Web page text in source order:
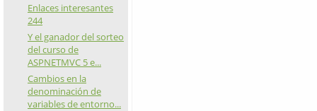
Enlaces interesantes
244
Y el ganador del sorteo
del curso de
ASPNETMVC 5 e...
Cambios en la
denominación de
variables de entorno...